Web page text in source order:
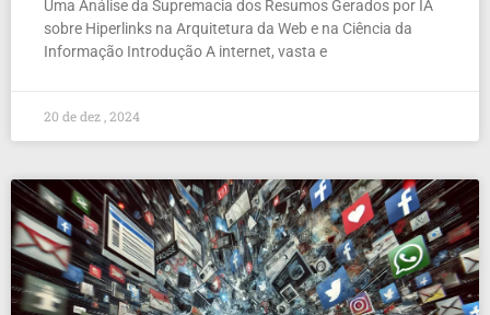
Uma Análise da Supremacia dos Resumos Gerados por IA
sobre Hiperlinks na Arquitetura da Web e na Ciência da
Informação Introdução A internet, vasta e
20 de dez , 2024